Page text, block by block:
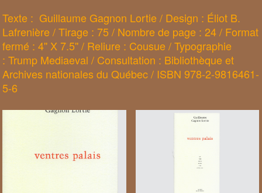
Texte : Guillaume Gagnon Lortie / Design : Éliot B.
Lafrenière / Tirage : 75 / Nombre de page : 24 / Format
fermé : 4'' X 7.5'' / Reliure : Cousue / Typographie
: Trump Mediaeval / Consultation : Bibliothèque et
Archives nationales du Québec / ISBN 978-2-9816461-
5-6​